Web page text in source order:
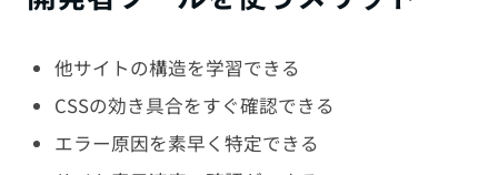
他サイトの構造を学習できる
CSSの効き具合をすぐ確認できる
エラー原因を素早く特定できる